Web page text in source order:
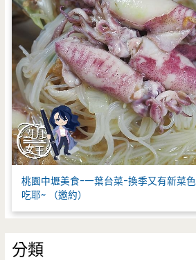
桃園中壢美食-一葉台菜-換季又有新菜
吃耶~ （邀約）
分類